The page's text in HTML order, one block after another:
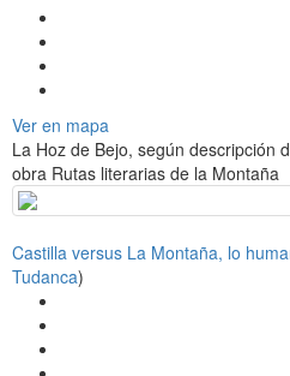
Ver en mapa
La Hoz de Bejo, según descripción
obra Rutas literarias de la Montaña
Castilla versus La Montaña, lo
Tudanca)